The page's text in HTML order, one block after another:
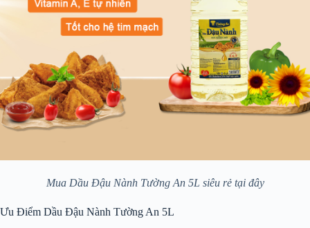
Mua Dầu Đậu Nành Tường An 5L siêu rẻ tại đây
Ưu Điểm Dầu Đậu Nành Tường An 5L